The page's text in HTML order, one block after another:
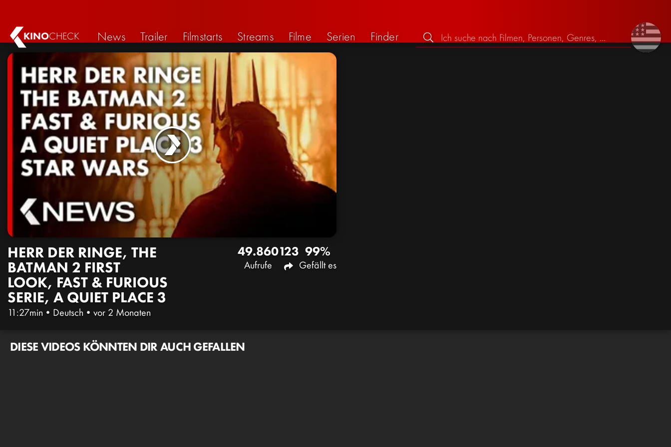
KINOCHECK News Trailer Filmstarts Streams Filme Serien Finder
HERR DER RINGE, THE
BATMAN 2 FIRST
LOOK, FAST & FURIOUS
SERIE, A QUIET PLACE 3
11:27min • Deutsch • vor 2 Monaten
49.860
Aufrufe
123 99%
Gefällt es
DIESE VIDEOS KÖNNTEN DIR AUCH GEFALLEN